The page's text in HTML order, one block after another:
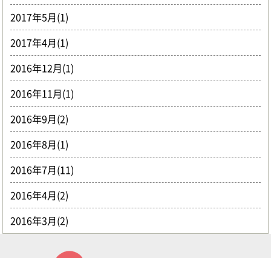
2017年5月(1)
2017年4月(1)
2016年12月(1)
2016年11月(1)
2016年9月(2)
2016年8月(1)
2016年7月(11)
2016年4月(2)
2016年3月(2)